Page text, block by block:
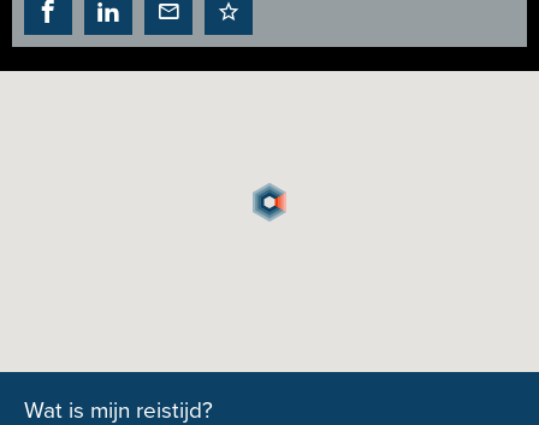
Wat is mijn reistijd?